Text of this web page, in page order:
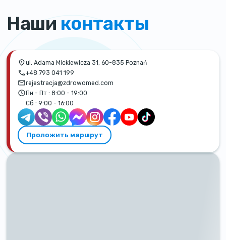
Наши контакты
ul. Adama Mickiewicza 31, 60-835 Poznań
+48 793 041 199
rejestracja@zdrowomed.com
Пн - Пт : 8:00 - 19:00
Сб : 9:00 - 16:00
Проложить маршрут